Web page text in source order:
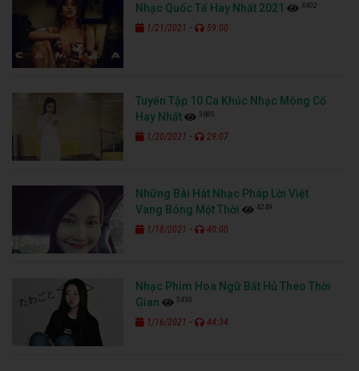
Nhạc Quốc Tế Hay Nhất 2021 4402
1/21/2021 - 59:00
Tuyển Tập 10 Ca Khúc Nhạc Mông Cổ
Hay Nhất
3685
1/20/2021 - 29:07
Những Bài Hát Nhạc Pháp Lời Việt
Vang Bóng Một Thời
4249
1/18/2021 - 40:00
Nhạc Phim Hoa Ngữ Bất Hủ Theo Thời
Gian
3430
1/16/2021 - 44:34